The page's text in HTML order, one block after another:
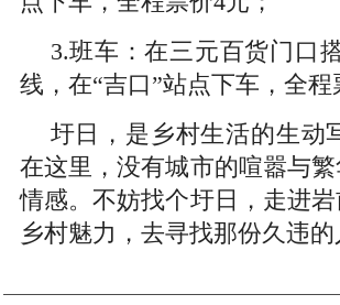
3.班车：在三元百货门口
线，在“吉口”站点下车，全程
圩日，是乡村生活的生动
在这里，没有城市的喧嚣与
情感。不妨找个圩日，走进
乡村魅力，去寻找那份久违